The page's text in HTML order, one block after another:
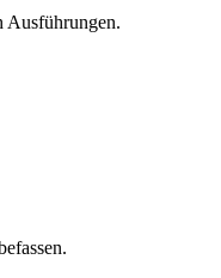
Ausführungen.